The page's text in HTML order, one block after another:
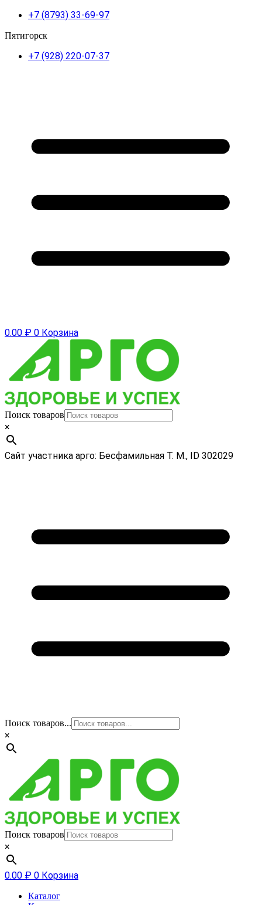
+7 (8793) 33-69-97
Пятигорск
+7 (928) 220-07-37
0.00 ₽ 0 Корзина
Поиск товаров
×
Сайт участника арго: Бесфамильная Т. М., ID 302029
Поиск товаров...
×
Поиск товаров
×
0.00 ₽ 0 Корзина
Каталог